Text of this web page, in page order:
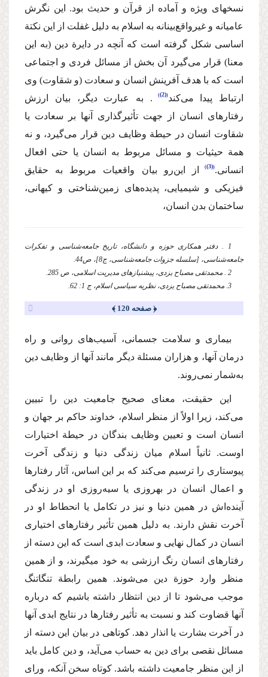
نسخه‏ای ویژه و آماده از قرآن و حدیث بود. این نگرش
عامیانه و غیرواقع‌بینانه به اسلام به دلیل غفلت از این نکتة
اساسی شکل گرفته است که آنچه در دایرة دین (به این
معنا) قرار می‌گیرد آن بخش از مسائل فردی و اجتماعی
است که با هدف آفرینش انسان و سعادت (و شقاوت) وی
ارتباط پیدا می‌کند (2)
. به عبارت دیگر، بیان ارزش
رفتارهای انسان از جهت تأثیرگذاری آنها بر سعادت یا
شقاوت انسان در حیطة وظایف دین قرار می‌گیرد، و نه
همة حیثیات و مسائل مربوط به انسان یا حتی افعال
انسانی. (3)
از این‌رو بیان واقعیات مربوط به حقایق
فیزیکی و شیمیایی، پدیده‌های زمین‌شناختی و کیهانی،‌
ساختمان بدن انسان،‌
1 . دفتر همکاری حوزه و دانشگاه، تاریخ جامعه‌شناسی و تفکرات
جامعه‌شناسی، [سلسله جزوات جامعه‌شناسی، ج8]، ص44.
2 . محمدتقی مصباح یزدی، پیش‏نیازهای مدیریت اسلامی، ص 285.
3. محمدتقی مصباح یزدی، نظریه سیاسی اسلام، ج 1: 62.
﴿ صفحه 120 ﴾
بیماری و سلامت جسمانی، آسیب‌های روانی و راه
درمان آنها، و هزاران مسئلة‌ دیگر مانند آنها از وظایف دین
به‌شمار نمی‌روند.
این حقیقت، معنای صحیح جامعیت دین را تبیین
می‌کند، زیرا اولاً از منظر اسلام، خداوند حاكم بر جهان و
انسان است و تعیین وظایف بندگان در حیطة اختیارات
اوست. ثانیاً اسلام میان زندگی دنیا و زندگی آخرت
پیوستاری را ترسیم می‌کند كه بر این اساس، آثار رفتارها
و اعمال انسان در بهروزی یا سیه‌روزی او در زندگی
آینده‌اش در همین دنیا و نیز در تكامل یا انحطاط او در
آخرت نقش دارند. به دلیل همین تأثیر رفتارهای اختیاری
انسان در كمال نهایی و سعادت ابدی است که این دسته از
رفتارهای انسان رنگ ارزشی به خود می‏گیرند، و از همین
منظر وارد حوزة دین می‌شوند. همین رابطة تنگاتنگ
موجب می‌شود تا از دین انتظار داشته باشیم كه درباره
آنها قضاوت كند و نسبت به تأثیر رفتارها در نتایج ابدی آنها
در آخرت بشارت یا انذار دهد. کوتاهی در بیان این دسته از
مسائل نقصی برای دین به حساب می‌آید، و دین کامل باید
از این منظر جامعیت داشته باشد. كوتاه سخن آن‏كه، ورای